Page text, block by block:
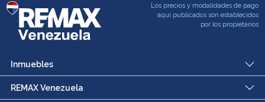
Los precios y modalidades de pago
aqui publicados son establecidos
por los propietarios
Inmuebles
REMAX Venezuela